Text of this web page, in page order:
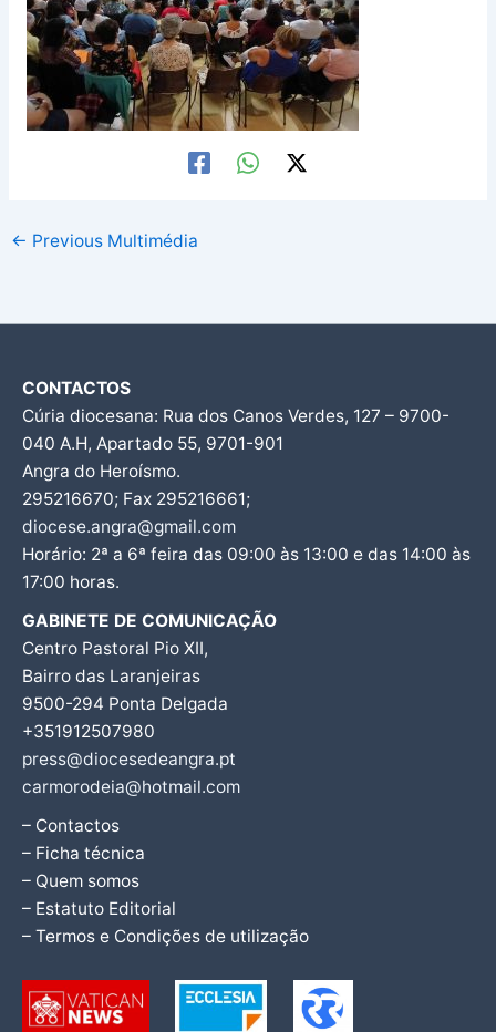
← Previous Multimédia
CONTACTOS
Cúria diocesana: Rua dos Canos Verdes, 127 – 9700-
040 A.H, Apartado 55, 9701-901
Angra do Heroísmo.
295216670; Fax 295216661;
diocese.angra@gmail.com
Horário: 2ª a 6ª feira das 09:00 às 13:00 e das 14:00 às
17:00 horas.
GABINETE DE COMUNICAÇÃO
Centro Pastoral Pio XII,
Bairro das Laranjeiras
9500-294 Ponta Delgada
+351912507980
press@diocesedeangra.pt
carmorodeia@hotmail.com
– Contactos
– Ficha técnica
– Quem somos
– Estatuto Editorial
– Termos e Condições de utilização